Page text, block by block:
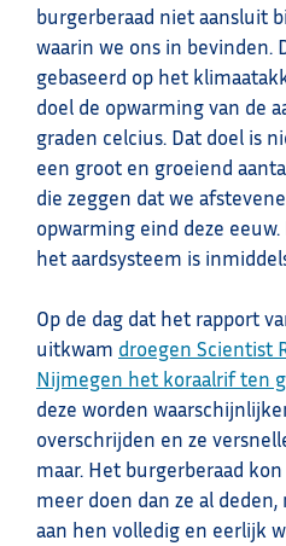
burgerberaad niet aansluit
waarin we ons in bevinden.
gebaseerd op het
doel de opwarming van de
graden celcius. Dat doel is
een groot en groeiend
die zeggen dat we
opwarming eind deze
het aardsysteem is
Op de dag dat het rapport
uitkwam droegen Scientist
Nijmegen het koraalrif ten
deze worden
overschrijden en ze
maar. Het burgerberaad
meer doen dan ze al
aan hen volledig en eerlijk